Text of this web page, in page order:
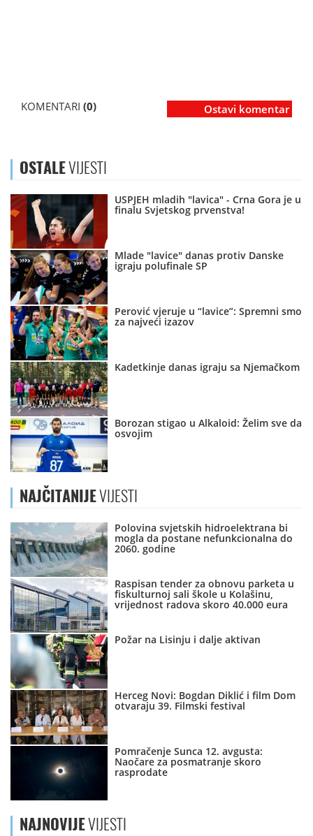
KOMENTARI (0) Ostavi komentar
OSTALEVIJESTI
USPJEH mladih "lavica" - Crna Gora je u
finalu Svjetskog prvenstva!
Mlade "lavice" danas protiv Danske
igraju polufinale SP
Perović vjeruje u “lavice”: Spremni smo
za najveći izazov
Kadetkinje danas igraju sa Njemačkom
Borozan stigao u Alkaloid: Želim sve da
osvojim
NAJČITANIJEVIJESTI
Polovina svjetskih hidroelektrana bi
mogla da postane nefunkcionalna do
2060. godine
Raspisan tender za obnovu parketa u
fiskulturnoj sali škole u Kolašinu,
vrijednost radova skoro 40.000 eura
Požar na Lisinju i dalje aktivan
Herceg Novi: Bogdan Diklić i film Dom
otvaraju 39. Filmski festival
Pomračenje Sunca 12. avgusta:
Naočare za posmatranje skoro
rasprodate
NAJNOVIJEVIJESTI